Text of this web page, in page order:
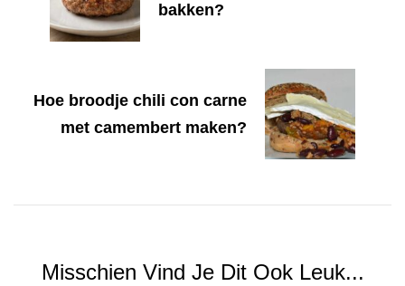
bakken?
Hoe broodje chili con carne
met camembert maken?
Misschien Vind Je Dit Ook Leuk...